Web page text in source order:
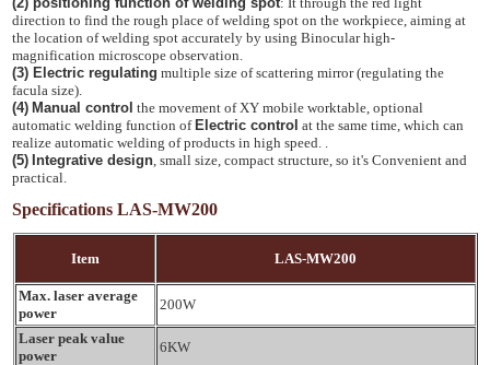
direction to find the rough place of welding spot on the workpiece, aiming at
the location of welding spot accurately by using Binocular high-
magnification microscope observation.
(3) Electric regulating multiple size of scattering mirror (regulating the
facula size).
(4) Manual control the movement of XY mobile worktable, optional
automatic welding function of Electric control at the same time, which can
realize automatic welding of products in high speed. .
(5) Integrative design , small size, compact structure, so it's Convenient and
practical.
Specifications LAS-MW200
Item LAS-MW200
Max. laser average
power
200W
Laser peak value
power
6KW